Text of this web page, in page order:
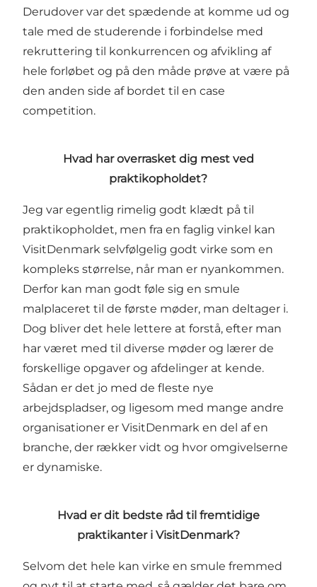
Derudover var det spædende at komme ud og
tale med de studerende i forbindelse med
rekruttering til konkurrencen og afvikling af
hele forløbet og på den måde prøve at være på
den anden side af bordet til en case
competition.
Hvad har overrasket dig mest ved
praktikopholdet?
Jeg var egentlig rimelig godt klædt på til
praktikopholdet, men fra en faglig vinkel kan
VisitDenmark selvfølgelig godt virke som en
kompleks størrelse, når man er nyankommen.
Derfor kan man godt føle sig en smule
malplaceret til de første møder, man deltager i.
Dog bliver det hele lettere at forstå, efter man
har været med til diverse møder og lærer de
forskellige opgaver og afdelinger at kende.
Sådan er det jo med de fleste nye
arbejdspladser, og ligesom med mange andre
organisationer er VisitDenmark en del af en
branche, der rækker vidt og hvor omgivelserne
er dynamiske.
Hvad er dit bedste råd til fremtidige
praktikanter i VisitDenmark?
Selvom det hele kan virke en smule fremmed